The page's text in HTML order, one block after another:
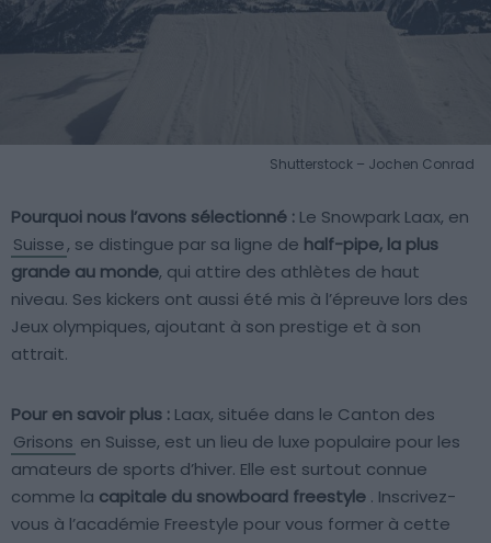
Shutterstock – Jochen Conrad
Pourquoi nous l’avons sélectionné : Le Snowpark Laax, en
Suisse, se distingue par sa ligne de half-pipe, la plus
grande au monde, qui attire des athlètes de haut
niveau. Ses kickers ont aussi été mis à l’épreuve lors des
Jeux olympiques, ajoutant à son prestige et à son
attrait.
Pour en savoir plus : Laax, située dans le Canton des
Grisons en Suisse, est un lieu de luxe populaire pour les
amateurs de sports d’hiver. Elle est surtout connue
comme la capitale du snowboard freestyle . Inscrivez-
vous à l’académie Freestyle pour vous former à cette